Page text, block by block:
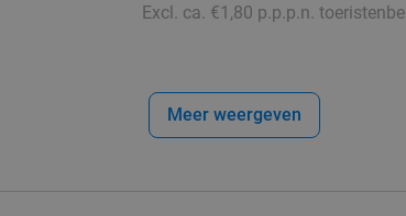
Excl. ca. €1,80 p.p.p.n.
Meer weergeven